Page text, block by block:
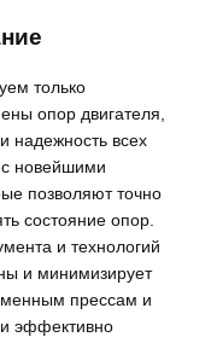
только
опор двигателя,
надежность всех
новейшими
позволяют точно
состояние опор.
и технологий
и минимизирует
прессам и
эффективно